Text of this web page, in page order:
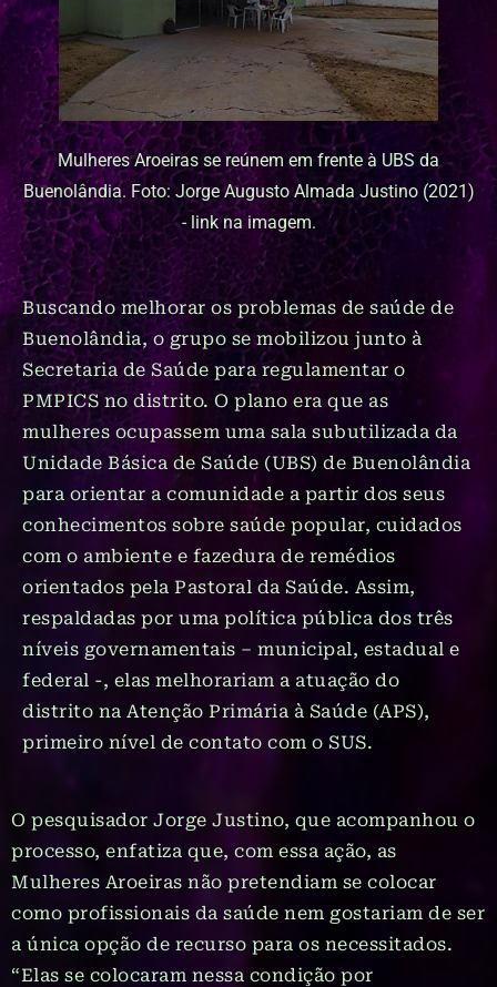
Mulheres Aroeiras se reúnem em frente à UBS da
Buenolândia. Foto: Jorge Augusto Almada Justino (2021)
- link na imagem.
Buscando melhorar os problemas de saúde de
Buenolândia, o grupo se mobilizou junto à
Secretaria de Saúde para regulamentar o
PMPICS no distrito. O plano era que as
mulheres ocupassem uma sala subutilizada da
Unidade Básica de Saúde (UBS) de Buenolândia
para orientar a comunidade a partir dos seus
conhecimentos sobre saúde popular, cuidados
com o ambiente e fazedura de remédios
orientados pela Pastoral da Saúde. Assim,
respaldadas por uma política pública dos três
níveis governamentais – municipal, estadual e
federal -, elas melhorariam a atuação do
distrito na Atenção Primária à Saúde (APS),
primeiro nível de contato com o SUS.
O pesquisador Jorge Justino, que acompanhou o
processo, enfatiza que, com essa ação, as
Mulheres Aroeiras não pretendiam se colocar
como profissionais da saúde nem gostariam de ser
a única opção de recurso para os necessitados.
“Elas se colocaram nessa condição por